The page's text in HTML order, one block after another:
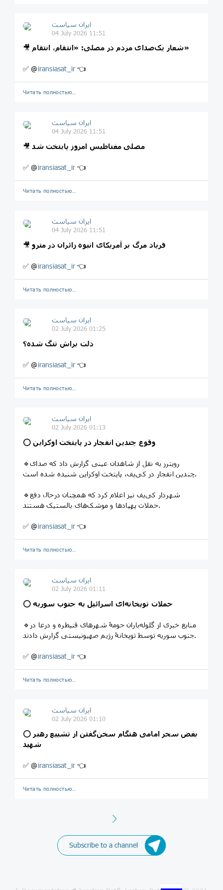
ایران سیاست
04 July 2026 11:51
🎥 شعار یک‌صدای مردم در مصلی: «انتقام، انتقام»
✅ @iransiasat_ir 👈
Читать полностью…
ایران سیاست
04 July 2026 11:51
🎥 مصلی مغناطیس امروز پایتخت شد
✅ @iransiasat_ir 👈
Читать полностью…
ایران سیاست
04 July 2026 11:51
🎥فریاد مرگ بر آمریکای انبوه زائران در مترو
✅ @iransiasat_ir 👈
Читать полностью…
ایران سیاست
02 July 2026 01:25
دلت براش تنگ شده؟
✅ @iransiasat_ir 👈
Читать полностью…
ایران سیاست
02 July 2026 01:13
⭕️وقوع چندین انفجار در پایتخت اوکراین
🔹رویترز به نقل از شاهدان عینی گزارش داد که صدای
چندین انفجار در کی‌یف، پایتخت اوکراین شنیده شده است.
🔹شهردار کی‌یف نیز اعلام کرد که همچنان درحال دفع
حملات پهپادها و موشک‌های بالستیک هستند.
✅ @iransiasat_ir 👈
Читать полностью…
ایران سیاست
02 July 2026 01:11
⭕️حملات توپخانه‌ای اسرائیل به جنوب سوریه
🔹منابع خبری از گلوله‌باران حومۀ شهرهای قنیطره و درعا در
جنوب سوریه توسط توپخانۀ رژیم صهیونیستی گزارش دادند.
✅ @iransiasat_ir 👈
Читать полностью…
ایران سیاست
02 July 2026 01:10
⭕️ بغض سحر امامی هنگام سخن‌گفتن از تشییع رهبر
شهید
✅ @iransiasat_ir 👈
Читать полностью…
Next
Subscribe to a channel